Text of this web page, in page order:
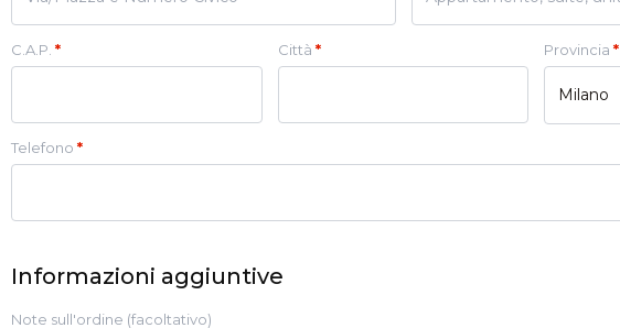
C.A.P. * Città * Provincia *
Milano
Telefono *
Informazioni aggiuntive
Note sull'ordine (facoltativo)